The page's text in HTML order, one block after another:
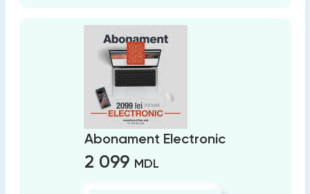
Abonament Electronic
2 099 MDL